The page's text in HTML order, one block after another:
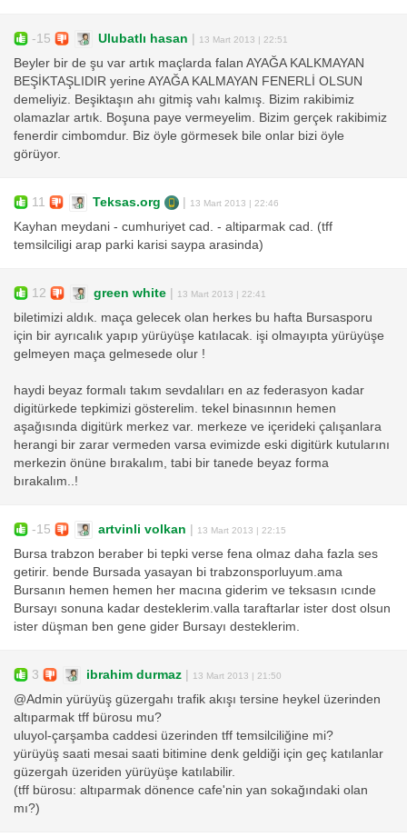
-15 Ulubatlı hasan 13 Mart 2013 | 22:51
Beyler bir de şu var artık maçlarda falan AYAĞA KALKMAYAN
BEŞİKTAŞLIDIR yerine AYAĞA KALMAYAN FENERLİ OLSUN
demeliyiz. Beşiktaşın ahı gitmiş vahı kalmış. Bizim rakibimiz
olamazlar artık. Boşuna paye vermeyelim. Bizim gerçek rakibimiz
fenerdir cimbomdur. Biz öyle görmesek bile onlar bizi öyle
görüyor.
11 Teksas.org 13 Mart 2013 | 22:46
Kayhan meydani - cumhuriyet cad. - altiparmak cad. (tff
temsilciligi arap parki karisi saypa arasinda)
12 green white 13 Mart 2013 | 22:41
biletimizi aldık. maça gelecek olan herkes bu hafta Bursasporu
için bir ayrıcalık yapıp yürüyüşe katılacak. işi olmayıpta yürüyüşe
gelmeyen maça gelmesede olur !
haydi beyaz formalı takım sevdalıları en az federasyon kadar
digitürkede tepkimizi gösterelim. tekel binasınnın hemen
aşağısında digitürk merkez var. merkeze ve içerideki çalışanlara
herangi bir zarar vermeden varsa evimizde eski digitürk kutularını
merkezin önüne bırakalım, tabi bir tanede beyaz forma
bırakalım..!
-15 artvinli volkan 13 Mart 2013 | 22:15
Bursa trabzon beraber bi tepki verse fena olmaz daha fazla ses
getirir. bende Bursada yasayan bi trabzonsporluyum.ama
Bursanın hemen hemen her macına giderim ve teksasın ıcınde
Bursayı sonuna kadar desteklerim.valla taraftarlar ister dost olsun
ister düşman ben gene gider Bursayı desteklerim.
3 ibrahim durmaz 13 Mart 2013 | 21:50
@Admin yürüyüş güzergahı trafik akışı tersine heykel üzerinden
altıparmak tff bürosu mu?
uluyol-çarşamba caddesi üzerinden tff temsilciliğine mi?
yürüyüş saati mesai saati bitimine denk geldiği için geç katılanlar
güzergah üzeriden yürüyüşe katılabilir.
(tff bürosu: altıparmak dönence cafe'nin yan sokağındaki olan
mı?)